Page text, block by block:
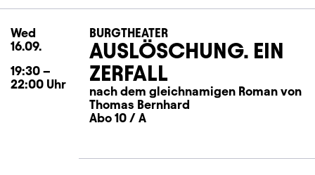
Wed Wednesday
16.09.
19:30 –
22:00 Uhr
BURGTHEATER
AUSLÖSCHUNG. EIN
ZERFALL
nach dem gleichnamigen Roman von
Thomas Bernhard
Abo 10 / A